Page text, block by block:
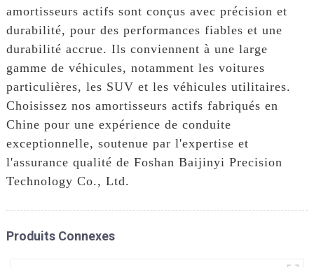
amortisseurs actifs sont conçus avec précision et
durabilité, pour des performances fiables et une
durabilité accrue. Ils conviennent à une large
gamme de véhicules, notamment les voitures
particulières, les SUV et les véhicules utilitaires.
Choisissez nos amortisseurs actifs fabriqués en
Chine pour une expérience de conduite
exceptionnelle, soutenue par l'expertise et
l'assurance qualité de Foshan Baijinyi Precision
Technology Co., Ltd.
Produits Connexes